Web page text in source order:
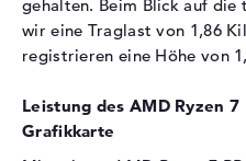
Audio
Soundkarte
Sensorauflösung
gehalten. Beim Blick auf die
wir eine Traglast von 1,86
registrieren eine Höhe von
Leistung des AMD Ryzen
Grafikkarte